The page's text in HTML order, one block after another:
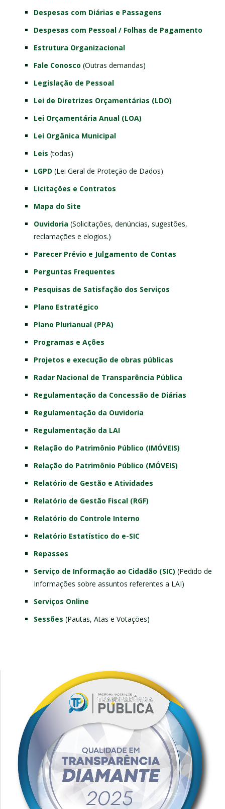
Despesas com Diárias e Passagens
Despesas com Pessoal / Folhas de Pagamento
Estrutura Organizacional
Fale Conosco (Outras demandas)
Legislação de Pessoal
Lei de Diretrizes Orçamentárias (LDO)
Lei Orçamentária Anual (LOA)
Lei Orgânica Municipal
Leis (todas)
LGPD (Lei Geral de Proteção de Dados)
Licitações e Contratos
Mapa do Site
Ouvidoria (Solicitações, denúncias, sugestões,
reclamações e elogios.)
Parecer Prévio e Julgamento de Contas
Perguntas Frequentes
Pesquisas de Satisfação dos Serviços
Plano Estratégico
Plano Plurianual (PPA)
Programas e Ações
Projetos e execução de obras públicas
Radar Nacional de Transparência Pública
Regulamentação da Concessão de Diárias
Regulamentação da Ouvidoria
Regulamentação da LAI
Relação do Patrimônio Público (IMÓVEIS)
Relação do Patrimônio Público (MÓVEIS)
Relatório de Gestão e Atividades
Relatório de Gestão Fiscal (RGF)
Relatório do Controle Interno
Relatório Estatístico do e-SIC
Repasses
Serviço de Informação ao Cidadão (SIC) (Pedido de
Informações sobre assuntos referentes a LAI)
Serviços Online
Sessões (Pautas, Atas e Votações)